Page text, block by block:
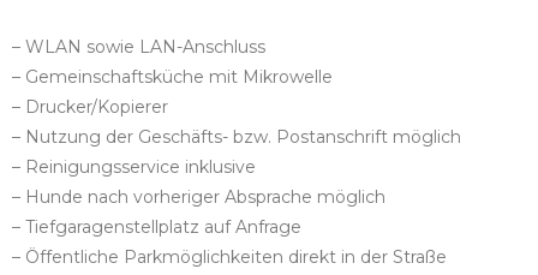
– WLAN sowie LAN-Anschluss
– Gemeinschaftsküche mit Mikrowelle
– Drucker/Kopierer
– Nutzung der Geschäfts- bzw. Postanschrift möglich
– Reinigungsservice inklusive
– Hunde nach vorheriger Absprache möglich
– Tiefgaragenstellplatz auf Anfrage
– Öffentliche Parkmöglichkeiten direkt in der Straße